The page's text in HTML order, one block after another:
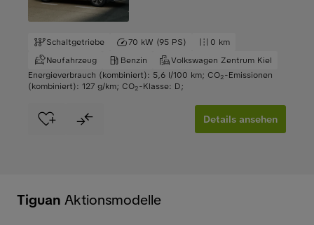
Schaltgetriebe 70 kW (95 PS)
0 km
Neufahrzeug
Benzin
Volkswagen Zentrum Kiel
Energieverbrauch (kombiniert): 5,6 l/100 km; CO2-Emissionen
(kombiniert): 127 g/km; CO2-Klasse: D;
Details ansehen
Tiguan Aktionsmodelle